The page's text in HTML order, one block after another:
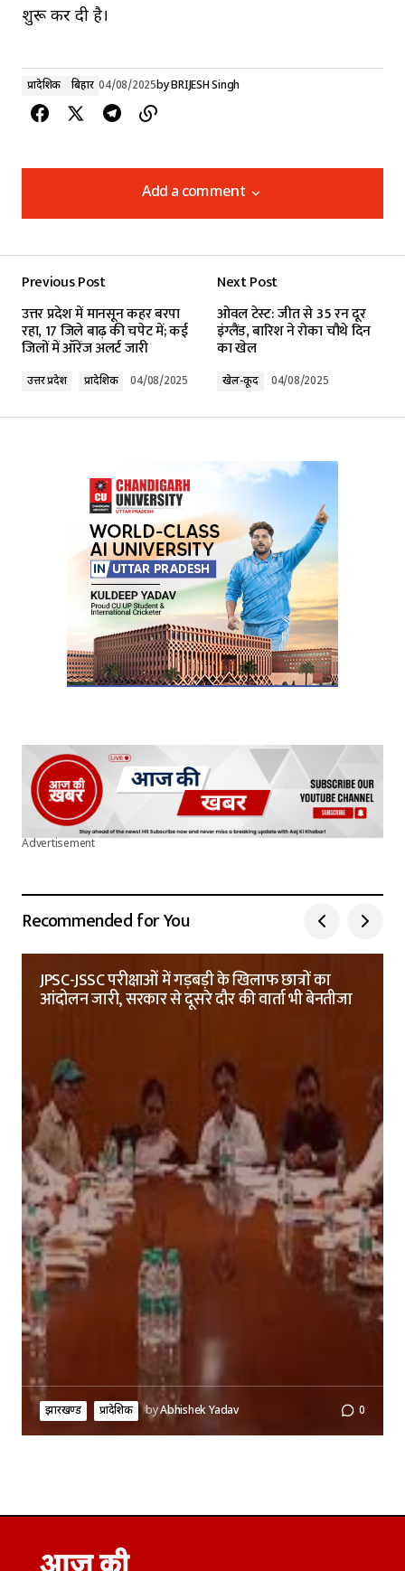
शुरू कर दी है।
प्रादेशिक बिहार 04/08/2025byBRIJESH Singh
Add a comment
Add a comment
Required fields are marked*
Your Name*
Your E-mail*
Submit Comment
Previous Post
उत्तर प्रदेश में मानसून कहर बरपा
रहा, 17 जिले बाढ़ की चपेट में; कई
जिलों में ऑरेंज अलर्ट जारी
उत्तर प्रदेश प्रादेशिक 04/08/2025
Next Post
ओवल टेस्ट: जीत से 35 रन दूर
इंग्लैंड, बारिश ने रोका चौथे दिन
का खेल
खेल-कूद 04/08/2025
Advertisement
Recommended for You
JPSC-JSSC परीक्षाओं में गड़बड़ी के खिलाफ छात्रों का
आंदोलन जारी, सरकार से दूसरे दौर की वार्ता भी बेनतीजा
झारखण्ड प्रादेशिक byAbhishek Yadav 0